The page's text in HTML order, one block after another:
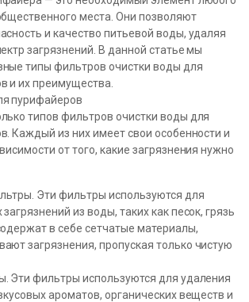
места. Они позволяют
и качество питьевой воды, удаляя
загрязнений. В данной статье мы
типы фильтров очистки воды для
и их преимущества.
пурифайеров
типов фильтров очистки воды для
Каждый из них имеет свои особенности и
от того, какие загрязнения нужно
Эти фильтры используются для
из воды, таких как песок, грязь
в себе сетчатые материалы,
загрязнения, пропуская только чистую
Эти фильтры используются для удаления
ароматов, органических веществ и